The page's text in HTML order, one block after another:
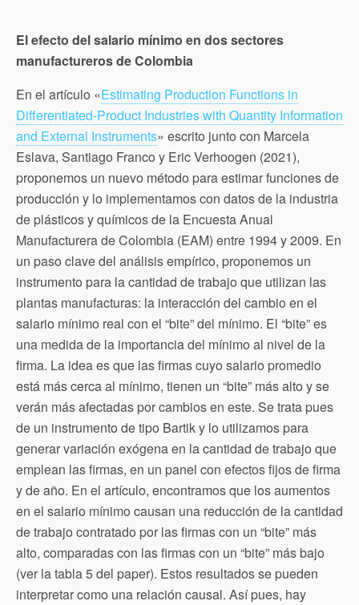
El efecto del salario mínimo en dos sectores
manufactureros de Colombia
En el artículo «Estimating Production Functions in
Differentiated-Product Industries with Quantity Information
and External Instruments» escrito junto con Marcela
Eslava, Santiago Franco y Eric Verhoogen (2021),
proponemos un nuevo método para estimar funciones de
producción y lo implementamos con datos de la industria
de plásticos y químicos de la Encuesta Anual
Manufacturera de Colombia (EAM) entre 1994 y 2009. En
un paso clave del análisis empírico, proponemos un
instrumento para la cantidad de trabajo que utilizan las
plantas manufacturas: la interacción del cambio en el
salario mínimo real con el “bite” del mínimo. El “bite” es
una medida de la importancia del mínimo al nivel de la
firma. La idea es que las firmas cuyo salario promedio
está más cerca al mínimo, tienen un “bite” más alto y se
verán más afectadas por cambios en este. Se trata pues
de un instrumento de tipo Bartik y lo utilizamos para
generar variación exógena en la cantidad de trabajo que
emplean las firmas, en un panel con efectos fijos de firma
y de año. En el artículo, encontramos que los aumentos
en el salario mínimo causan una reducción de la cantidad
de trabajo contratado por las firmas con un “bite” más
alto, comparadas con las firmas con un “bite” más bajo
(ver la tabla 5 del paper). Estos resultados se pueden
interpretar como una relación causal. Así pues, hay